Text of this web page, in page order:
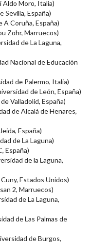
Aldo Moro, Italia)
Sevilla, España)
A Coruña, España)
Zohr, Marruecos)
de La Laguna,
Nacional de Educación
de Palermo, Italia)
de León, España)
Valladolid, España)
de Alcalá de Henares,
España)
de La Laguna)
España)
de la Laguna,
Estados Unidos)
2, Marruecos)
de La Laguna,
de Las Palmas de
de Burgos,